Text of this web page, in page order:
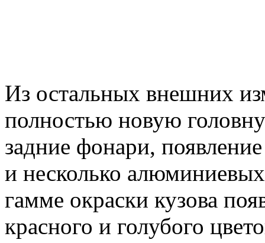
Из остальных внешних
полностью новую
задние фонари,
и несколько
гамме окраски кузова
красного и голубого